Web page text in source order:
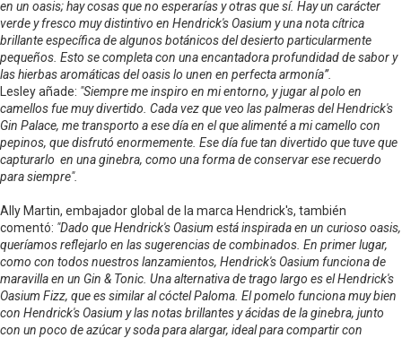
en un oasis; hay cosas que no esperarías y otras que sí. Hay un carácter
verde y fresco muy distintivo en Hendrick's Oasium y una nota cítrica
brillante específica de algunos botánicos del desierto particularmente
pequeños. Esto se completa con una encantadora profundidad de sabor y
las hierbas aromáticas del oasis lo unen en perfecta armonía”.
Lesley añade: "Siempre me inspiro en mi entorno, y jugar al polo en
camellos fue muy divertido. Cada vez que veo las palmeras del Hendrick's
Gin Palace, me transporto a ese día en el que alimenté a mi camello con
pepinos, que disfrutó enormemente. Ese día fue tan divertido que tuve que
capturarlo en una ginebra, como una forma de conservar ese recuerdo
para siempre".
Ally Martin, embajador global de la marca Hendrick's, también
comentó: "Dado que Hendrick's Oasium está inspirada en un curioso oasis,
queríamos reflejarlo en las sugerencias de combinados. En primer lugar,
como con todos nuestros lanzamientos, Hendrick's Oasium funciona de
maravilla en un Gin & Tonic. Una alternativa de trago largo es el Hendrick's
Oasium Fizz, que es similar al cóctel Paloma. El pomelo funciona muy bien
con Hendrick's Oasium y las notas brillantes y ácidas de la ginebra, junto
con un poco de azúcar y soda para alargar, ideal para compartir con